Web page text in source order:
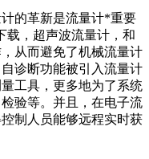
的革新是流量计*重要
，超声波流量计，和
，从而避免了机械流量计
自诊断功能被引入流量计
工具，更多地为了系统
验等。并且，在电子流
控制人员能够远程实时获